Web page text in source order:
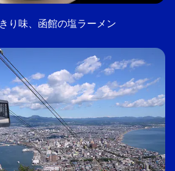
り味、函館の塩ラーメン